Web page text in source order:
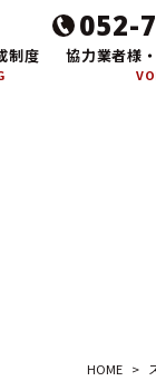
052-
制度 協力業者様
HOME >